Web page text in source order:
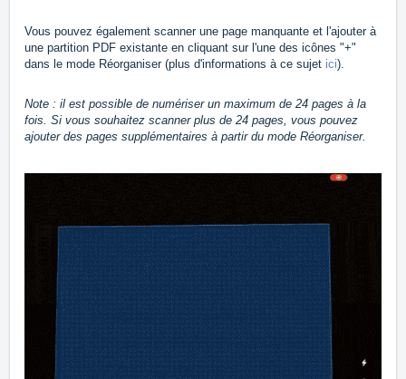
Vous pouvez également scanner une page manquante et l'ajouter à
une partition PDF existante en cliquant sur l'une des icônes "+"
dans le mode Réorganiser (plus d'informations à ce sujet ici).
Note : il est possible de numériser un maximum de 24 pages à la
fois. Si vous souhaitez scanner plus de 24 pages, vous pouvez
ajouter des pages supplémentaires à partir du mode Réorganiser.